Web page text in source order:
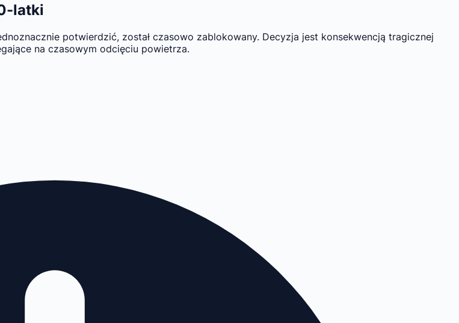
latki
potwierdzić, został czasowo zablokowany. Decyzja jest konsekwencją tragicznej
na czasowym odcięciu powietrza.